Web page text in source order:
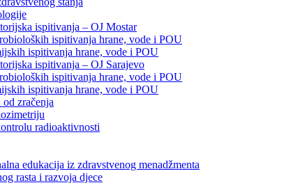
ispitivanja – OJ Mostar
ispitivanja hrane, vode i POU
ispitivanja hrane, vode i POU
ispitivanja – OJ Sarajevo
ispitivanja hrane, vode i POU
ispitivanja hrane, vode i POU
od zračenja
radioaktivnosti
edukacija iz zdravstvenog menadžmenta
rasta i razvoja djece